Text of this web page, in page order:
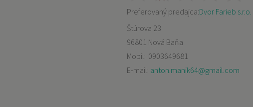
Preferovaný predajca:Dvor Farieb s.r.o.
Štúrova 23
96801 Nová Baňa
Mobil: 0903649681
E-mail: anton.manik64@gmail.com